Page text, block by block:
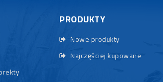
PRODUKTY
Nowe produkty
Najczęściej kupowane